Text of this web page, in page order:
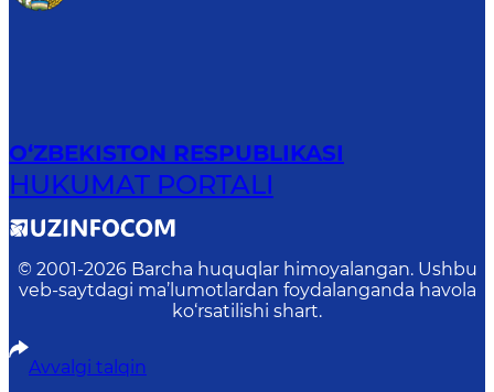
O‘ZBEKISTON RESPUBLIKASI
HUKUMAT PORTALI
© 2001-2026 Barcha huquqlar himoyalangan. Ushbu
veb-saytdagi ma’lumotlardan foydalanganda havola
ko‘rsatilishi shart.
Avvalgi talqin